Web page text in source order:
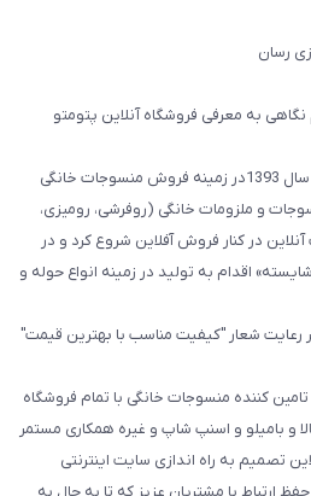
به معرفی فروشگاه آنلاین پتومتو
فروشگاه پتومتو فعالیت خود را از سال 1393در زمینه فروش منسوجات خانگی
و ملزومات خانگی (روفرشی، رومیزی،
در کنار فروش آفلاین شروع کرد و در
اقدام به تولید در زمینه انواع حوله و
رعایت شعار "کیفیت مناسب با بهترین قیمت"
کننده منسوجات خانگی با تمام فروشگاه
و بامیلو و اسنپ شاپ و غیره همکاری مستمر
تصمیم به راه اندازی سایت اینترنتی
با مشتریان عزیز که تا به حال به